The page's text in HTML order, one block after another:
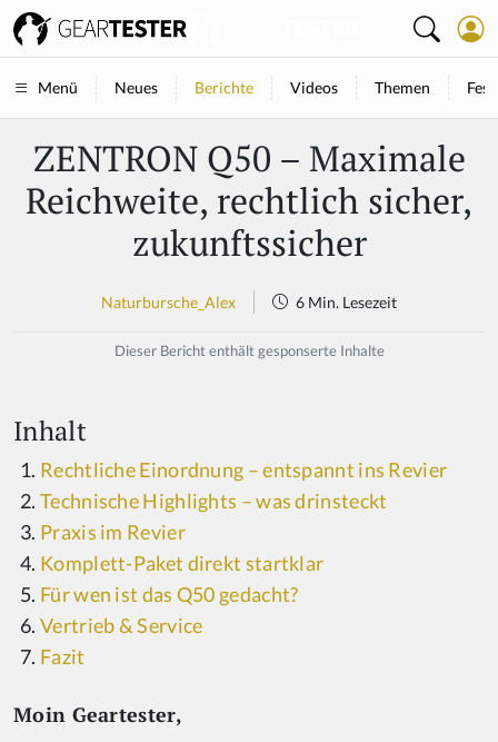
Menü Neues Berichte Videos Themen
ZENTRON Q50 – Maximale
Reichweite, rechtlich sicher,
zukunftssicher
Naturbursche_Alex 6 Min. Lesezeit
Dieser Bericht enthält gesponserte Inhalte
Inhalt
Rechtliche Einordnung – entspannt ins Revier
Technische Highlights – was drinsteckt
Praxis im Revier
Komplett-Paket direkt startklar
Für wen ist das Q50 gedacht?
Vertrieb & Service
Fazit
Moin Geartester,